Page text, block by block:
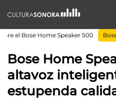
el Bose Home Speaker 500
Bose Home
altavoz
estupenda